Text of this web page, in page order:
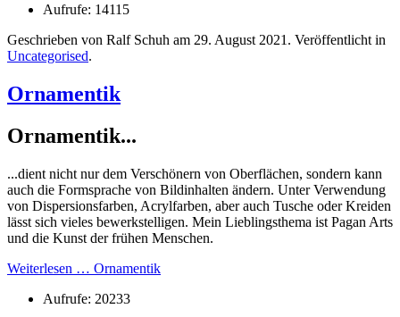
Aufrufe: 14115
Geschrieben von Ralf Schuh am 29. August 2021 . Veröffentlicht in
Uncategorised.
Ornamentik
Ornamentik...
...dient nicht nur dem Verschönern von Oberflächen, sondern kann
auch die Formsprache von Bildinhalten ändern. Unter Verwendung
von Dispersionsfarben, Acrylfarben, aber auch Tusche oder Kreiden
lässt sich vieles bewerkstelligen. Mein Lieblingsthema ist Pagan Arts
und die Kunst der frühen Menschen.
Weiterlesen … Ornamentik
Aufrufe: 20233